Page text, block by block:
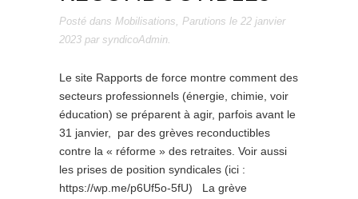
Posté dans Mobilisations, Parutions le 22 janvier
2023 par syndicoAdmin.
Le site Rapports de force montre comment des
secteurs professionnels (énergie, chimie, voir
éducation) se préparent à agir, parfois avant le
31 janvier, par des grèves reconductibles
contre la « réforme » des retraites. Voir aussi
les prises de position syndicales (ici :
https://wp.me/p6Uf5o-5fU) La grève